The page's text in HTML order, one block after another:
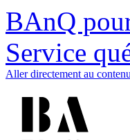
BAnQ
Service
Aller directement au